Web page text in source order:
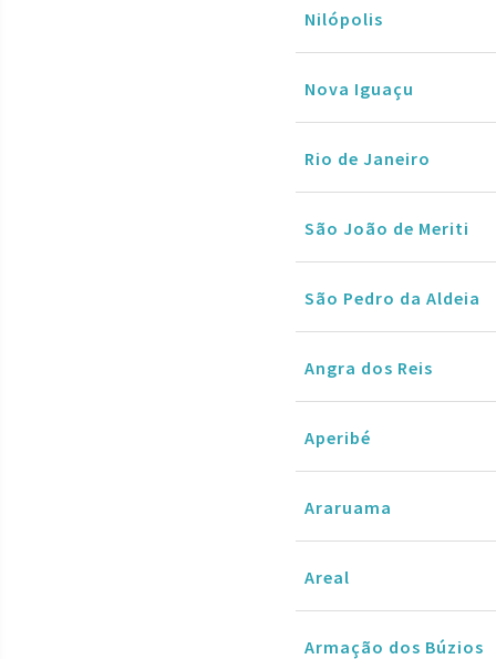
Nilópolis
Nova Iguaçu
Rio de Janeiro
São João de Meriti
São Pedro da Aldeia
Angra dos Reis
Aperibé
Araruama
Areal
Armação dos Búzios